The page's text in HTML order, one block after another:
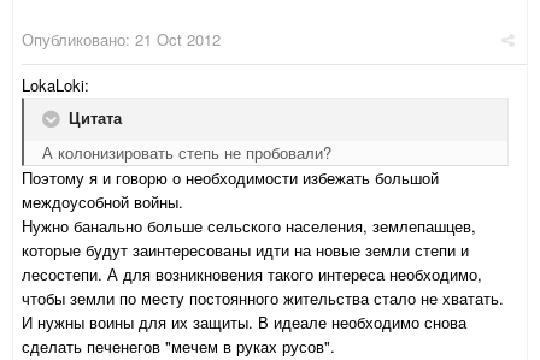
Опубликовано: 21 Oct 2012
LokaLoki:
Цитата
А колонизировать степь не пробовали?
Поэтому я и говорю о необходимости избежать большой
междоусобной войны.
Нужно банально больше сельского населения, землепашцев,
которые будут заинтересованы идти на новые земли степи и
лесостепи. А для возникновения такого интереса необходимо,
чтобы земли по месту постоянного жительства стало не хватать.
И нужны воины для их защиты. В идеале необходимо снова
сделать печенегов "мечем в руках русов".